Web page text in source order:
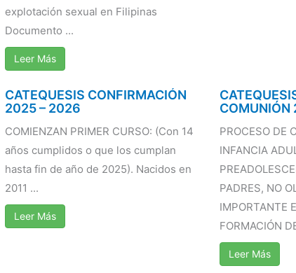
explotación sexual en Filipinas
Documento ...
Leer Más
CATEQUESIS CONFIRMACIÓN
2025 – 2026
COMIENZAN PRIMER CURSO: (Con 14
años cumplidos o que los cumplan
hasta fin de año de 2025). Nacidos en
2011 ...
Leer Más
PROCESO DE
INFANCIA
PADRES, NO
IMPORTANTE
FORMACIÓN
Leer Más